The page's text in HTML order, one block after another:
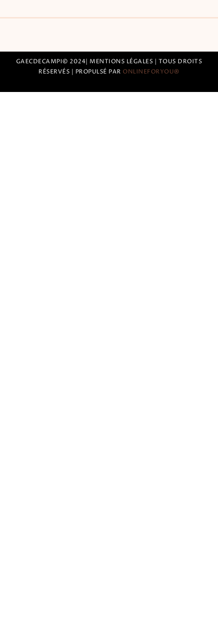
GAECDECAMPI© 2024| MENTIONS LÉGALES | TOUS DROITS
RÉSERVÉS | PROPULSÉ PAR ONLINEFORYOU®